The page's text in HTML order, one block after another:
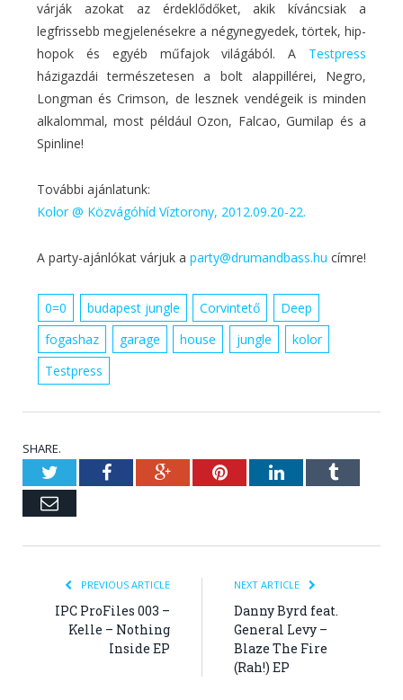
várják azokat az érdeklődőket, akik kíváncsiak a
legfrissebb megjelenésekre a négynegyedek, törtek, hip-
hopok és egyéb műfajok világából. A Testpress
házigazdái természetesen a bolt alappillérei, Negro,
Longman és Crimson, de lesznek vendégeik is minden
alkalommal, most például Ozon, Falcao, Gumilap és a
Spinline!
További ajánlatunk:
Kolor @ Közvágóhíd Víztorony, 2012.09.20-22.
A party-ajánlókat várjuk a party@drumandbass.hu címre!
0=0 budapest jungle Corvintető
Deep
fogashaz
garage house jungle
kolor
Testpress
SHARE.
TwitterFacebookGoogle+PinterestLinkedInTumblr
Email
PREVIOUS ARTICLE
IPC ProFiles 003 –
Kelle – Nothing
Inside EP
NEXT ARTICLE
Danny Byrd feat.
General Levy –
Blaze The Fire
(Rah!) EP